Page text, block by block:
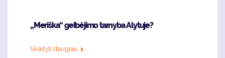
„Meriška“ gelbėjimo tarnyba Alytuje?
Skaityti daugiau